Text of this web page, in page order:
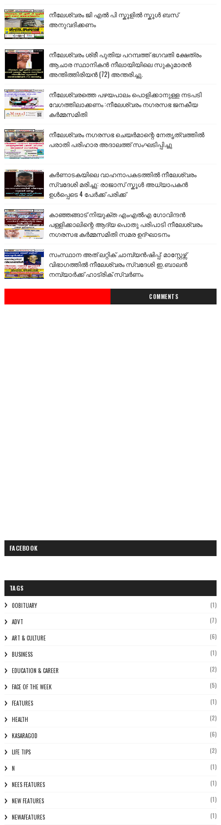
നീലേശ്വരം ജി എൽ പി സ്കൂളിൽ സ്കൂൾ ബസ്
അനുവദിക്കണം
നീലേശ്വരം ശ്രീ പുതിയ പറമ്പത്ത് ഭഗവതി ക്ഷേത്രം
ആചാര സ്ഥാനികൻ നീലായിയിലെ സുകുമാരൻ
അന്തിത്തിരിയൻ (72) അന്തരിച്ചു.
നീലേശ്വരത്തെ പഴയപാലം പൊളിക്കാനുള്ള നടപടി
വേഗത്തിലാക്കണം :നീലേശ്വരം നഗരസഭ ജനകീയ
കർമ്മസമിതി
നീലേശ്വരം നഗരസഭ ചെയർമാന്റെ നേതൃത്വത്തിൽ
പരാതി പരിഹാര അദാലത്ത് സംഘടിപ്പിച്ചു
കർണാടകയിലെ വാഹനാപകടത്തിൽ നീലേശ്വരം
സ്വദേശി മരിച്ചു: രാജാസ് സ്കൂൾ അധ്യാപകൻ
ഉൾപ്പെടെ 4 പേർക്ക് പരിക്ക്
കാഞ്ഞങ്ങാട് നിയുക്ത എംഎൽഎ ഗോവിന്ദൻ
പള്ളിക്കാലിന്റെ ആദ്യ പൊതു പരിപാടി നീലേശ്വരം
നഗരസഭ കർമ്മസമിതി സമര ഉദ്ഘാടനം
സംസ്ഥാന അത് ലറ്റിക് ചാമ്പ്യൻഷിപ്പ്: മാസ്റ്റേഴ്സ്
വിഭാഗത്തിൽ നീലേശ്വരം സ്വദേശി ഇ.ബാലൻ
നമ്പ്യാർക്ക് ഹാട്രിക് സ്വർണം
COMMENTS
FACEBOOK
TAGS
0OBITUARY (1)
ADVT (7)
ART & CULTURE (6)
BUSINESS (1)
EDUCATION & CAREER (2)
FACE OF THE WEEK (5)
FEATURES (1)
HEALTH (2)
KASARAGOD (6)
LIFE TIPS (2)
N (1)
NEES FEATURES (1)
NEW FEATURES (1)
NEWAFEATURES (1)